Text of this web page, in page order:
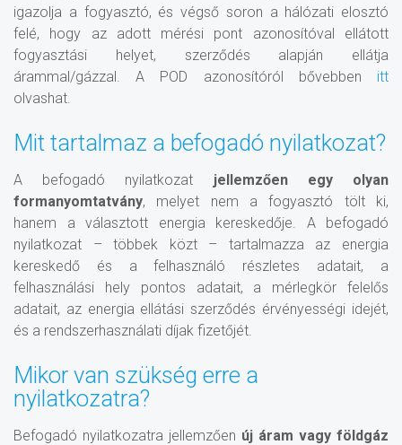
igazolja a fogyasztó, és végső soron a hálózati elosztó
felé, hogy az adott mérési pont azonosítóval ellátott
fogyasztási helyet, szerződés alapján ellátja
árammal/gázzal. A POD azonosítóról bővebben itt
olvashat.
Mit tartalmaz a befogadó nyilatkozat?
A befogadó nyilatkozat jellemzően egy olyan
formanyomtatvány, melyet nem a fogyasztó tölt ki,
hanem a választott energia kereskedője. A befogadó
nyilatkozat – többek közt – tartalmazza az energia
kereskedő és a felhasználó részletes adatait, a
felhasználási hely pontos adatait, a mérlegkör felelős
adatait, az energia ellátási szerződés érvényességi idejét,
és a rendszerhasználati díjak fizetőjét.
Mikor van szükség erre a
nyilatkozatra?
Befogadó nyilatkozatra jellemzően új áram vagy földgáz